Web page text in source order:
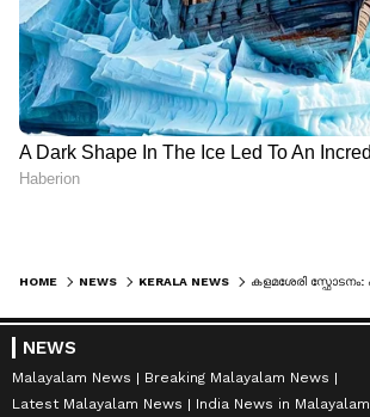
HOME NEWS KERALA NEWS
NEWS
Malayalam News
Breaking Malayalam News
Latest Malayalam News
India News in Malayalam